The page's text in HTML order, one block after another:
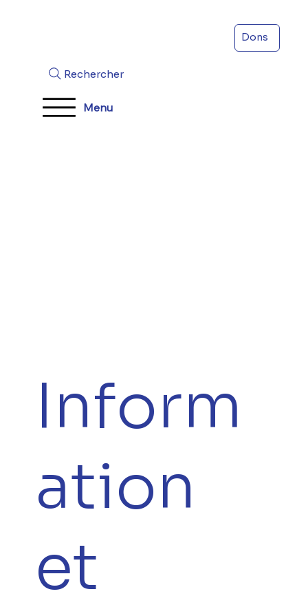
Menu
Rechercher
Dons
Inform
ation
et